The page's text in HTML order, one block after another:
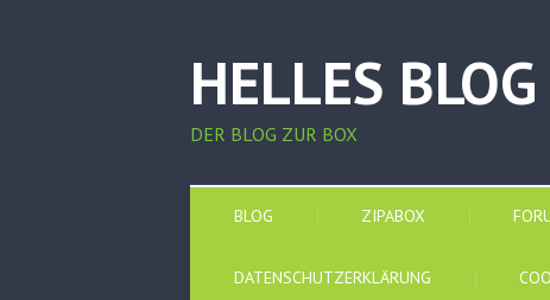
HELLES BLOG
DER BLOG ZUR BOX
BLOG ZIPABOX
DATENSCHUTZERKLÄRUNG